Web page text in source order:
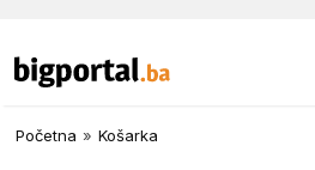
Početna » Košarka